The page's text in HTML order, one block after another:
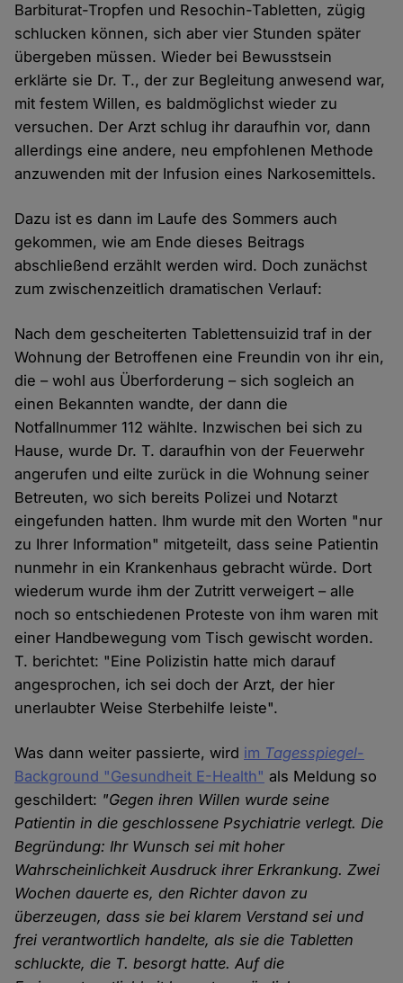
Barbiturat-Tropfen und Resochin-Tabletten, zügig
schlucken können, sich aber vier Stunden später
übergeben müssen. Wieder bei Bewusstsein
erklärte sie Dr. T., der zur Begleitung anwesend war,
mit festem Willen, es baldmöglichst wieder zu
versuchen. Der Arzt schlug ihr daraufhin vor, dann
allerdings eine andere, neu empfohlenen Methode
anzuwenden mit der Infusion eines Narkosemittels.
Dazu ist es dann im Laufe des Sommers auch
gekommen, wie am Ende dieses Beitrags
abschließend erzählt werden wird. Doch zunächst
zum zwischenzeitlich dramatischen Verlauf:
Nach dem gescheiterten Tablettensuizid traf in der
Wohnung der Betroffenen eine Freundin von ihr ein,
die – wohl aus Überforderung – sich sogleich an
einen Bekannten wandte, der dann die
Notfallnummer 112 wählte. Inzwischen bei sich zu
Hause, wurde Dr. T. daraufhin von der Feuerwehr
angerufen und eilte zurück in die Wohnung seiner
Betreuten, wo sich bereits Polizei und Notarzt
eingefunden hatten. Ihm wurde mit den Worten "nur
zu Ihrer Information" mitgeteilt, dass seine Patientin
nunmehr in ein Krankenhaus gebracht würde. Dort
wiederum wurde ihm der Zutritt verweigert – alle
noch so entschiedenen Proteste von ihm waren mit
einer Handbewegung vom Tisch gewischt worden.
T. berichtet: "Eine Polizistin hatte mich darauf
angesprochen, ich sei doch der Arzt, der hier
unerlaubter Weise Sterbehilfe leiste".
Was dann weiter passierte, wird im Tagesspiegel-
Background "Gesundheit E-Health" als Meldung so
geschildert: "Gegen ihren Willen wurde seine
Patientin in die geschlossene Psychiatrie verlegt. Die
Begründung: Ihr Wunsch sei mit hoher
Wahrscheinlichkeit Ausdruck ihrer Erkrankung. Zwei
Wochen dauerte es, den Richter davon zu
überzeugen, dass sie bei klarem Verstand sei und
frei verantwortlich handelte, als sie die Tabletten
schluckte, die T. besorgt hatte. Auf die